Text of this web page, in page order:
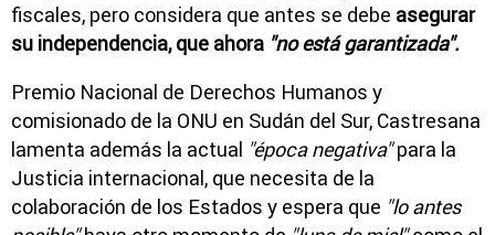
fiscales, pero considera que antes se debe asegurar
su independencia, que ahora "no está garantizada".
Premio Nacional de Derechos Humanos y
comisionado de la ONU en Sudán del Sur, Castresana
lamenta además la actual "época negativa"para la
Justicia internacional, que necesita de la
colaboración de los Estados y espera que "lo antes